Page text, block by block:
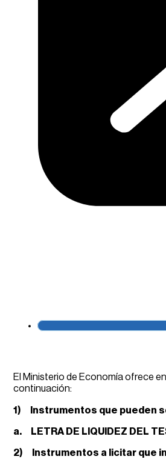
El Ministerio de Economía ofrece
continuación:
1) Instrumentos que pueden
a. LETRA DE LIQUIDEZ DEL
2) Instrumentos a licitar que